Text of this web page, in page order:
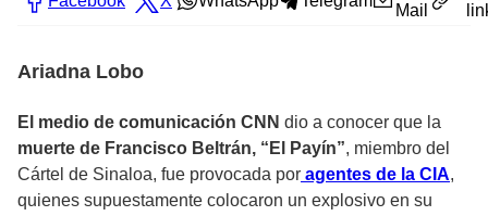
Mail
Ariadna Lobo
El medio de comunicación CNN dio a conocer que la
muerte de Francisco Beltrán, “El Payín”, miembro del
Cártel de Sinaloa, fue provocada por agentes de la CIA,
quienes supuestamente colocaron un explosivo en su